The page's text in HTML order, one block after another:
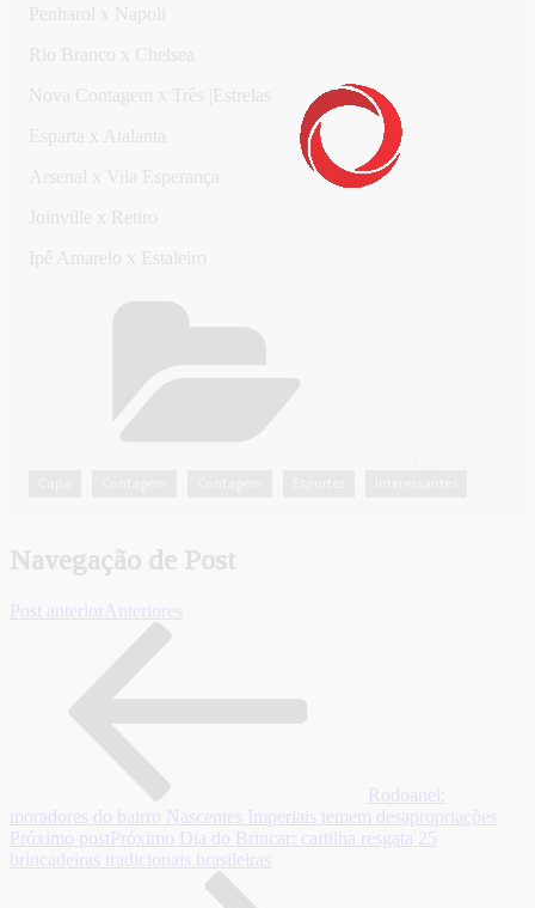
Penharol x Napoli
Rio Branco x Chelsea
Nova Contagem x Três |Estrelas
Esparta x Atalanta
Arsenal x Vila Esperança
Joinville x Retiro
Ipê Amarelo x Estaleiro
Navegação de Post
Post anterior Anteriores
Rodoanel:
moradores do bairro Nascentes Imperiais temem desapropriações
Próximo post Próximo Dia do Brincar: cartilha resgata 25
brincadeiras tradicionais brasileiras